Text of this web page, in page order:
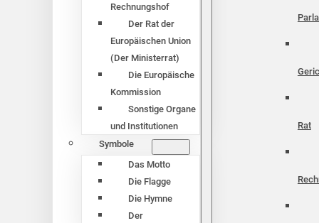
Rechnungshof
Der Rat der
Europäischen Union
(Der Ministerrat)
Die Europäische
Kommission
Sonstige Organe
und Institutionen
Symbole
Das Motto
Die Flagge
Die Hymne
Der
Rat